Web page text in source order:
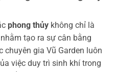
phong thủy không chỉ là
tạo ra sự cân bằng
chuyên gia Vũ Garden luôn
việc duy trì sinh khí trong